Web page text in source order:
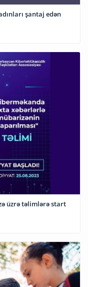
şantaj edən
üzrə təlimlərə start